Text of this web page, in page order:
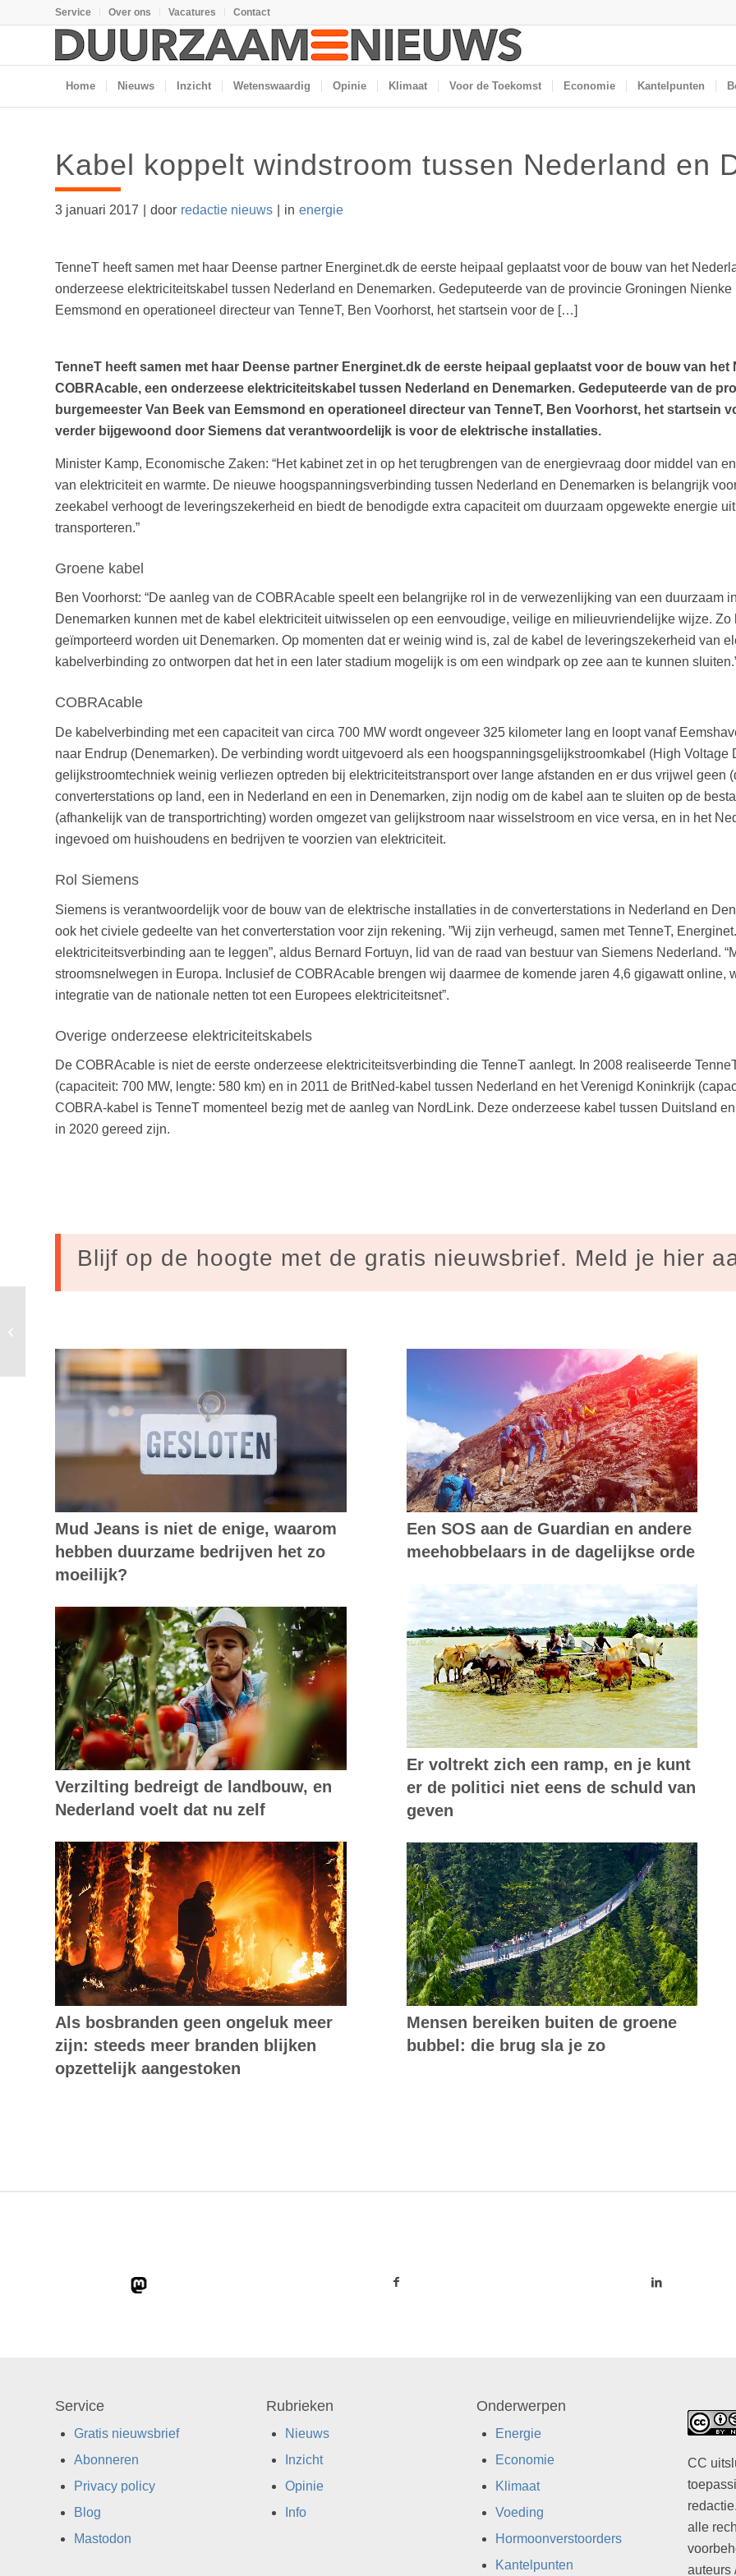
Service Over ons Vacatures Contact
Home Nieuws Inzicht Wetenswaardig Opinie Klimaat Voor de Toekomst Economie Kantelpunten
Kabel koppelt windstroom tussen Nederland en
3 januari 2017 door redactie nieuws in energie
TenneT heeft samen met haar Deense partner Energinet.dk de eerste heipaal geplaatst voor de bouw van het
onderzeese elektriciteitskabel tussen Nederland en Denemarken. Gedeputeerde van de provincie Groningen
Eemsmond en operationeel directeur van TenneT, Ben Voorhorst, het startsein voor de […]
TenneT heeft samen met haar Deense partner Energinet.dk de eerste heipaal geplaatst voor de bouw van
COBRAcable, een onderzeese elektriciteitskabel tussen Nederland en Denemarken. Gedeputeerde van de
burgemeester Van Beek van Eemsmond en operationeel directeur van TenneT, Ben Voorhorst, het startsein
verder bijgewoond door Siemens dat verantwoordelijk is voor de elektrische installaties.
Minister Kamp, Economische Zaken: “Het kabinet zet in op het terugbrengen van de energievraag door middel van
van elektriciteit en warmte. De nieuwe hoogspanningsverbinding tussen Nederland en Denemarken is belangrijk
zeekabel verhoogt de leveringszekerheid en biedt de benodigde extra capaciteit om duurzaam opgewekte energie
transporteren.”
Groene kabel
Ben Voorhorst: “De aanleg van de COBRAcable speelt een belangrijke rol in de verwezenlijking van een duurzaam
Denemarken kunnen met de kabel elektriciteit uitwisselen op een eenvoudige, veilige en milieuvriendelijke wijze.
geïmporteerd worden uit Denemarken. Op momenten dat er weinig wind is, zal de kabel de leveringszekerheid van
kabelverbinding zo ontworpen dat het in een later stadium mogelijk is om een windpark op zee aan te kunnen
COBRAcable
De kabelverbinding met een capaciteit van circa 700 MW wordt ongeveer 325 kilometer lang en loopt vanaf
naar Endrup (Denemarken). De verbinding wordt uitgevoerd als een hoogspanningsgelijkstroomkabel (High
gelijkstroomtechniek weinig verliezen optreden bij elektriciteitstransport over lange afstanden en er dus vrijwel geen
converterstations op land, een in Nederland en een in Denemarken, zijn nodig om de kabel aan te sluiten op de
(afhankelijk van de transportrichting) worden omgezet van gelijkstroom naar wisselstroom en vice versa, en in het
ingevoed om huishoudens en bedrijven te voorzien van elektriciteit.
Rol Siemens
Siemens is verantwoordelijk voor de bouw van de elektrische installaties in de converterstations in Nederland en
ook het civiele gedeelte van het converterstation voor zijn rekening. ”Wij zijn verheugd, samen met TenneT,
elektriciteitsverbinding aan te leggen”, aldus Bernard Fortuyn, lid van de raad van bestuur van Siemens Nederland.
stroomsnelwegen in Europa. Inclusief de COBRAcable brengen wij daarmee de komende jaren 4,6 gigawatt
integratie van de nationale netten tot een Europees elektriciteitsnet”.
Overige onderzeese elektriciteitskabels
De COBRAcable is niet de eerste onderzeese elektriciteitsverbinding die TenneT aanlegt. In 2008 realiseerde
(capaciteit: 700 MW, lengte: 580 km) en in 2011 de BritNed-kabel tussen Nederland en het Verenigd Koninkrijk
COBRA-kabel is TenneT momenteel bezig met de aanleg van NordLink. Deze onderzeese kabel tussen Duitsland
in 2020 gereed zijn.
Blijf op de hoogte met de gratis nieuwsbrief. Meld je hier
Mud Jeans is niet de enige, waarom
hebben duurzame bedrijven het zo
moeilijk?
Verzilting bedreigt de landbouw, en
Nederland voelt dat nu zelf
Als bosbranden geen ongeluk meer
zijn: steeds meer branden blijken
opzettelijk aangestoken
Een SOS aan de Guardian en andere
meehobbelaars in de dagelijkse orde
Er voltrekt zich een ramp, en je kunt
er de politici niet eens de schuld van
geven
Mensen bereiken buiten de groene
bubbel: die brug sla je zo
Service
Gratis nieuwsbrief
Abonneren
Privacy policy
Blog
Mastodon
Rubrieken
Nieuws
Inzicht
Opinie
Info
Onderwerpen
Energie
Economie
Klimaat
Voeding
Hormoonverstoorders
Kantelpunten
CC
alle
auteurs
oplossen